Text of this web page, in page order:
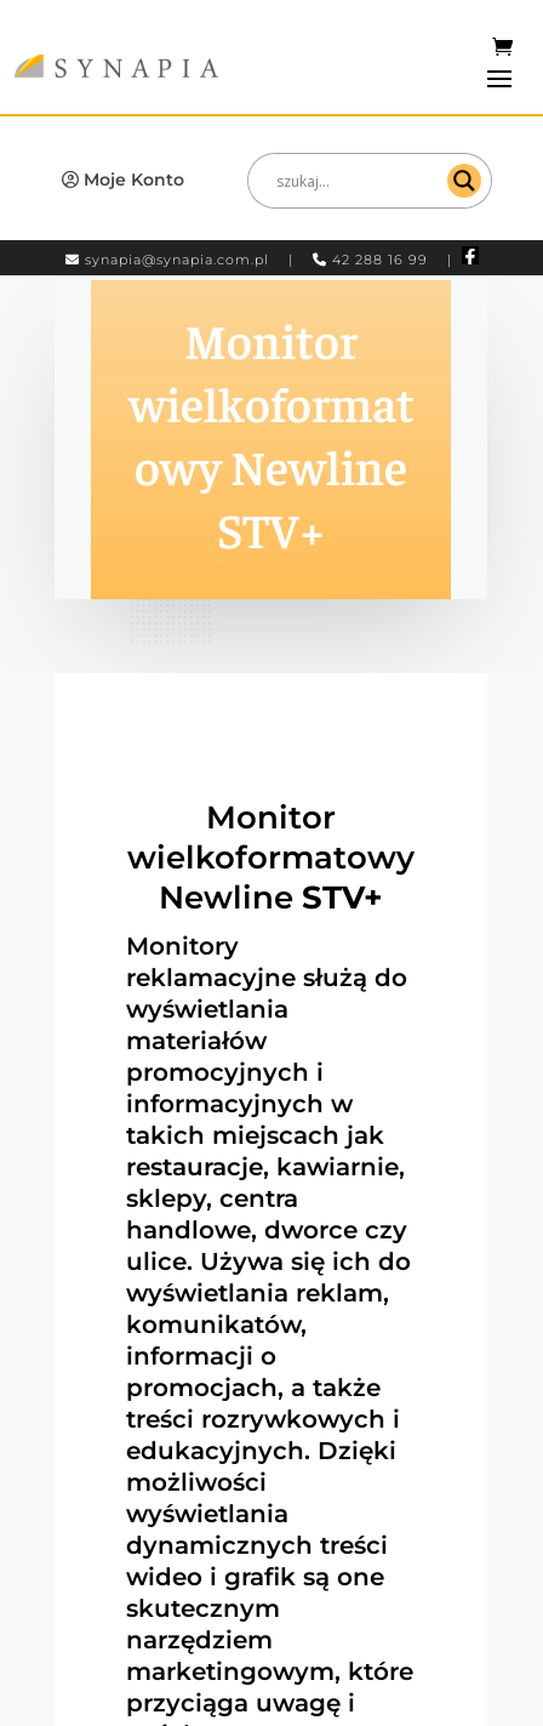
Moje Konto
synapia@synapia.com.pl | 42 288 16 99 |
Monitor
wielkoformat
owy Newline
STV+
Monitor
wielkoformatowy
Newline STV+
Monitory
reklamacyjne służą do
wyświetlania
materiałów
promocyjnych i
informacyjnych w
takich miejscach jak
restauracje, kawiarnie,
sklepy, centra
handlowe, dworce czy
ulice. Używa się ich do
wyświetlania reklam,
komunikatów,
informacji o
promocjach, a także
treści rozrywkowych i
edukacyjnych. Dzięki
możliwości
wyświetlania
dynamicznych treści
wideo i grafik są one
skutecznym
narzędziem
marketingowym, które
przyciąga uwagę i